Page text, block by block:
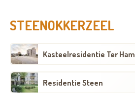
STEENOKKERZEEL
Kasteelresidentie Ter Ham
Residentie Steen